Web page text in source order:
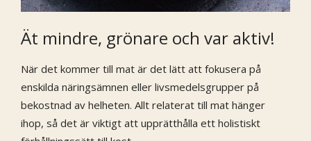
Ät mindre, grönare och var aktiv!
När det kommer till mat är det lätt att fokusera på
enskilda näringsämnen eller livsmedelsgrupper på
bekostnad av helheten. Allt relaterat till mat hänger
ihop, så det är viktigt att upprätthålla ett holistiskt